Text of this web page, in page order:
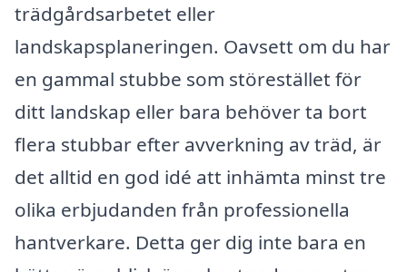
trädgårdsarbetet eller
landskapsplaneringen. Oavsett om du har
en gammal stubbe som störestället för
ditt landskap eller bara behöver ta bort
flera stubbar efter avverkning av träd, är
det alltid en god idé att inhämta minst tre
olika erbjudanden från professionella
hantverkare. Detta ger dig inte bara en